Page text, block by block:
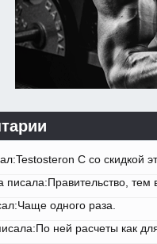
C со скидкой
писала:Правительство, тем
одного раза.
ней расчеты как